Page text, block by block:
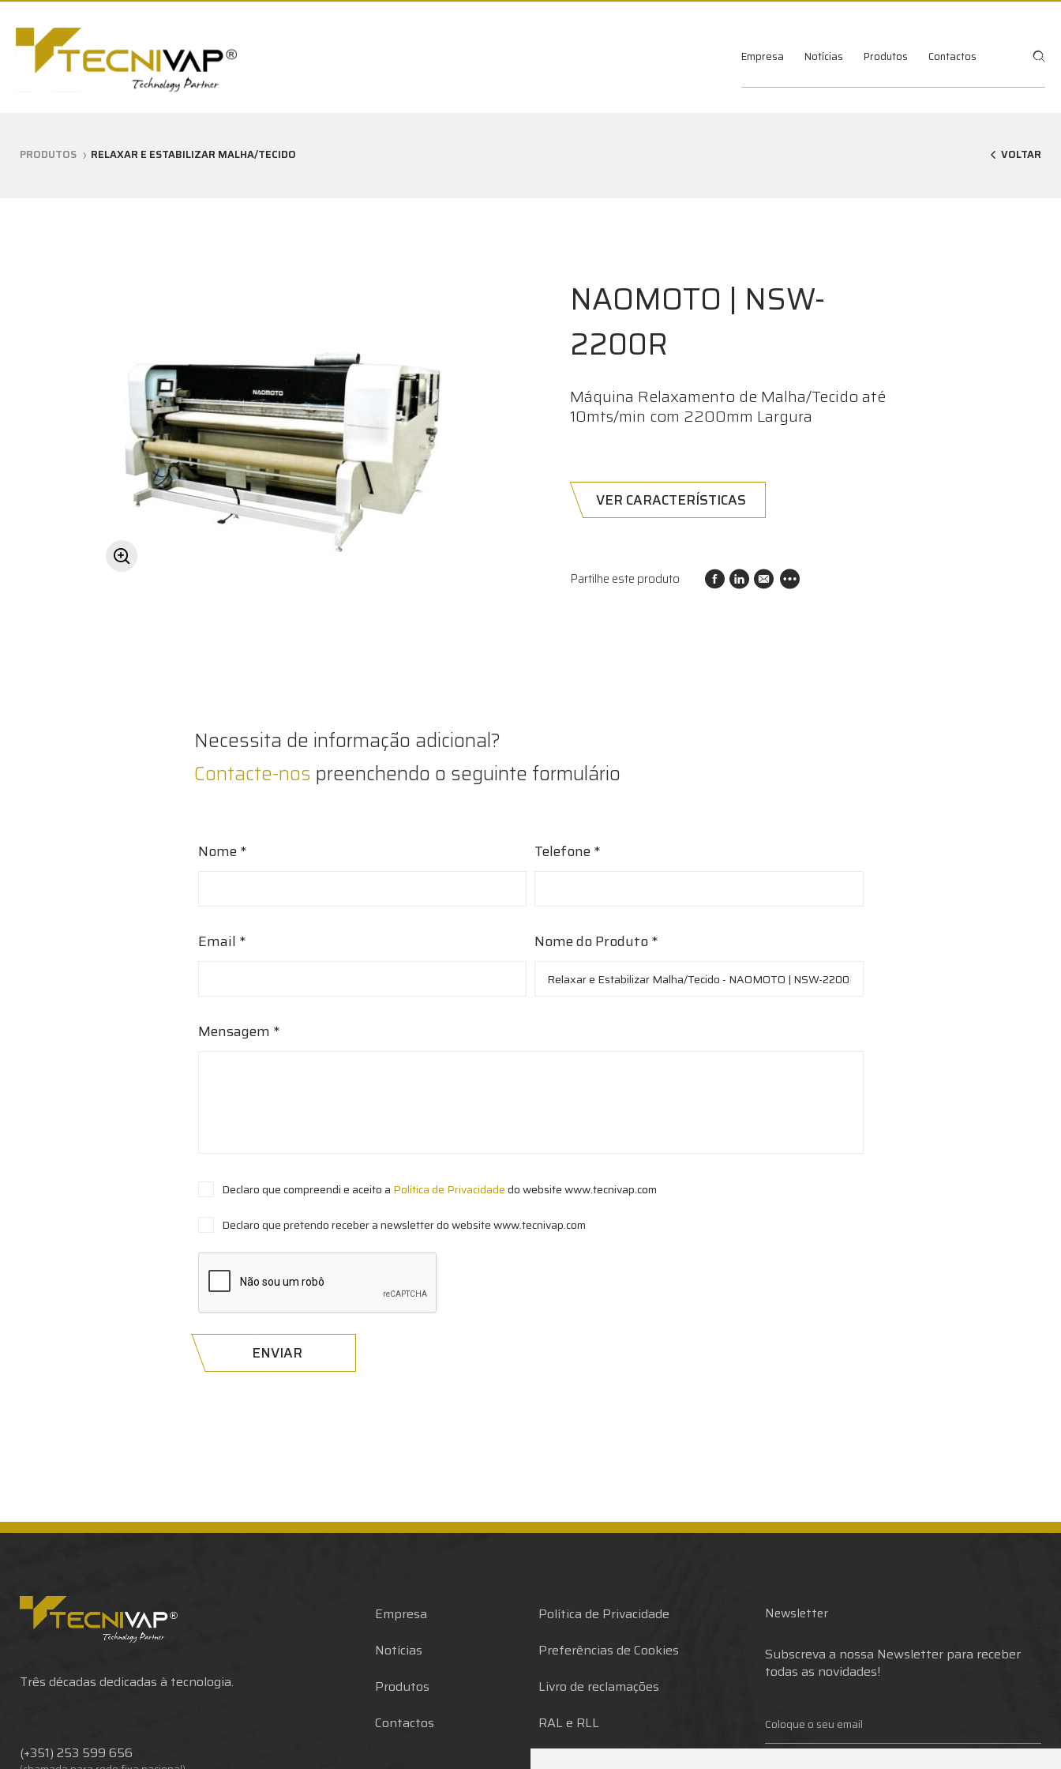
Empresa Notícias Produtos Contactos
PRODUTOS RELAXAR E ESTABILIZAR MALHA/TECIDO VOLTAR
NAOMOTO | NSW-
2200R
Máquina Relaxamento de Malha/Tecido até
10mts/min com 2200mm Largura
VER CARACTERÍSTICAS
Partilhe este produto
Necessita de informação adicional?
Contacte-nos preenchendo o seguinte formulário
Nome * Telefone *
Email * Nome do Produto *
Mensagem *
Declaro que compreendi e aceito a Política de Privacidadedo website www.tecnivap.com
Declaro que pretendo receber a newsletter do website www.tecnivap.com
ENVIAR
Três décadas dedicadas à tecnologia.
(+351) 253 599 656
Empresa
Notícias
Produtos
Contactos
Política de Privacidade
Preferências de Cookies
Livro de reclamações
RAL e RLL
Newsletter
Subscreva a nossa Newsletter para receber
todas as novidades!